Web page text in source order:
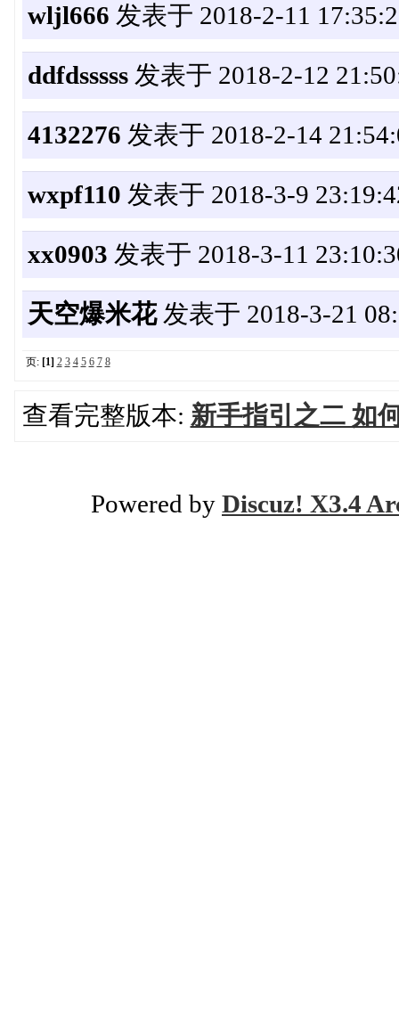
wljl666 发表于 2018-2-11
ddfdsssss发表于 2018-2-12
4132276 发表于 2018-2-14
wxpf110 发表于 2018-3-9
xx0903 发表于 2018-3-11
天空爆米花发表于 2018-3-21
页: [1] 2 3 4 5 6 7 8
查看完整版本: 新手指引之二 如
Powered by Discuz! X3.4